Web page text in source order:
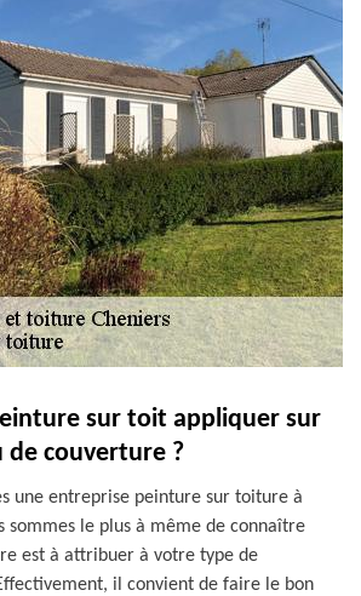
sur toit appliquer sur
couverture ?
une entreprise peinture sur toiture à
sommes le plus à même de connaître
est à attribuer à votre type de
il convient de faire le bon